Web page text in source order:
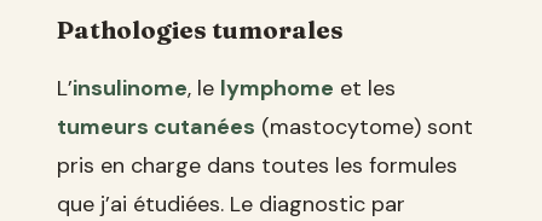
Pathologies tumorales
L’insulinome, le lymphome et les
tumeurs cutanées (mastocytome) sont
pris en charge dans toutes les formules
que j’ai étudiées. Le diagnostic par